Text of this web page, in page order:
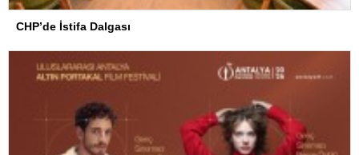
CHP’de İstifa Dalgası